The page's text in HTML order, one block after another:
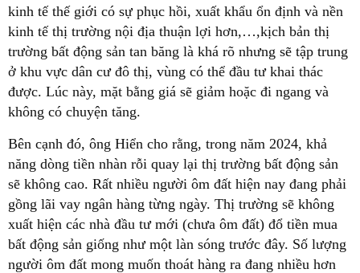
kinh tế thế giới có sự phục hồi, xuất khẩu ổn định và nền
kinh tế thị trường nội địa thuận lợi hơn,…,kịch bản thị
trường bất động sản tan băng là khá rõ nhưng sẽ tập trung
ở khu vực dân cư đô thị, vùng có thể đầu tư khai thác
được. Lúc này, mặt bằng giá sẽ giảm hoặc đi ngang và
không có chuyện tăng.
Bên cạnh đó, ông Hiển cho rằng, trong năm 2024, khả
năng dòng tiền nhàn rỗi quay lại thị trường bất động sản
sẽ không cao. Rất nhiều người ôm đất hiện nay đang phải
gồng lãi vay ngân hàng từng ngày. Thị trường sẽ không
xuất hiện các nhà đầu tư mới (chưa ôm đất) đổ tiền mua
bất động sản giống như một làn sóng trước đây. Số lượng
người ôm đất mong muốn thoát hàng ra đang nhiều hơn